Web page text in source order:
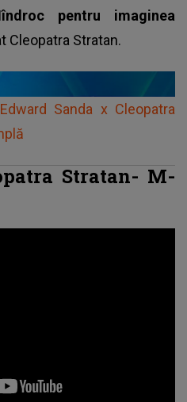
pentru imaginea
Cleopatra Stratan.
Edward Sanda x Cleopatra
Stratan- M-